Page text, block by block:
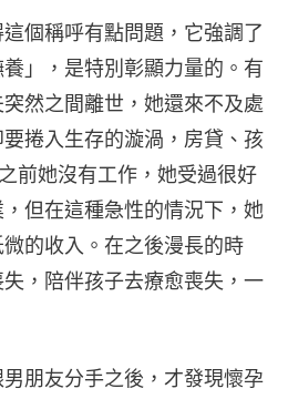
個稱呼有點問題，它強調了
」，是特別彰顯力量的。有
然之間離世，她還來不及處
捲入生存的漩渦，房貸、孩
前她沒有工作，她受過很好
但在這種急性的情況下，她
的收入。在之後漫長的時
，陪伴孩子去療愈喪失，一
朋友分手之後，才發現懷孕